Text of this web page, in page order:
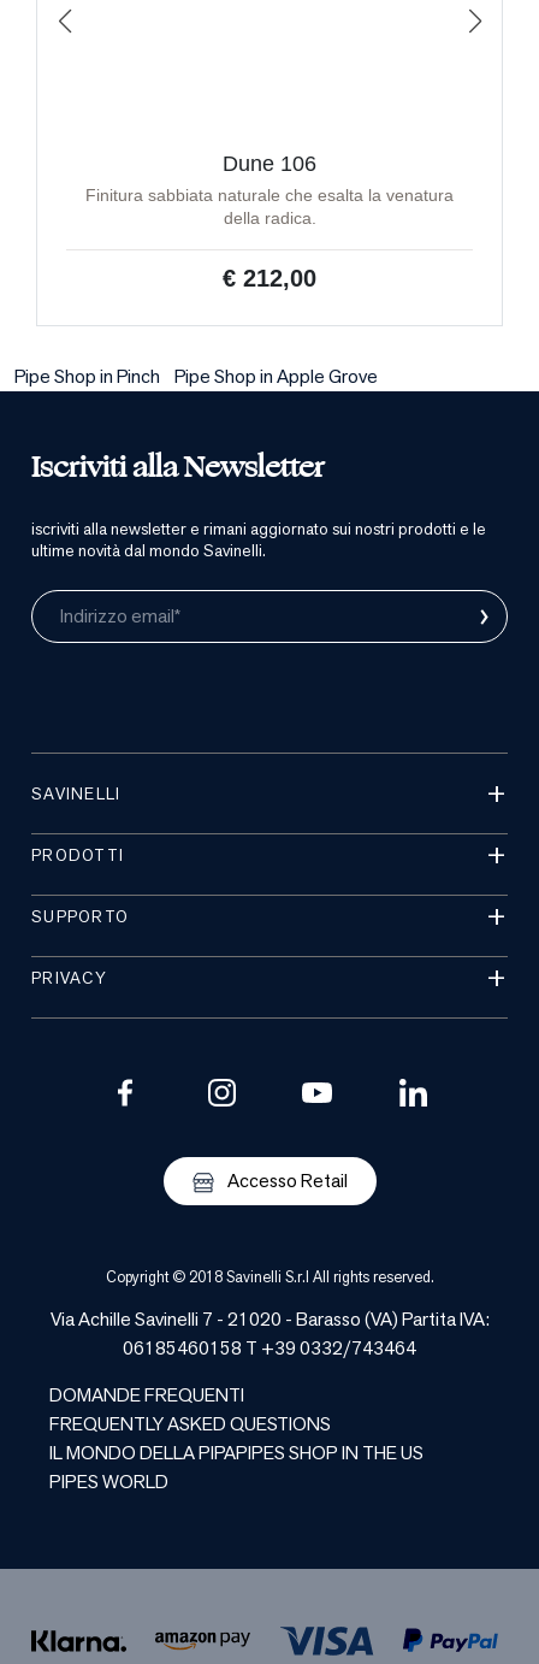
Dune 106
Finitura sabbiata naturale che esalta la venatura
della radica.
€ 212,00
Pipe Shop in Pinch Pipe Shop in Apple Grove
Iscriviti alla Newsletter
iscriviti alla newsletter e rimani aggiornato sui nostri prodotti e le
ultime novità dal mondo Savinelli.
Indirizzo email* ›
SAVINELLI
PRODOTTI
SUPPORTO
PRIVACY
Accesso Retail
Copyright © 2018 Savinelli S.r.l All rights reserved.
Via Achille Savinelli 7 - 21020 -Barasso(VA) Partita IVA:
06185460158 T +39 0332/743464
DOMANDE FREQUENTI
FREQUENTLY ASKED QUESTIONS
IL MONDO DELLA PIPAPIPES SHOP IN THE US
PIPES WORLD